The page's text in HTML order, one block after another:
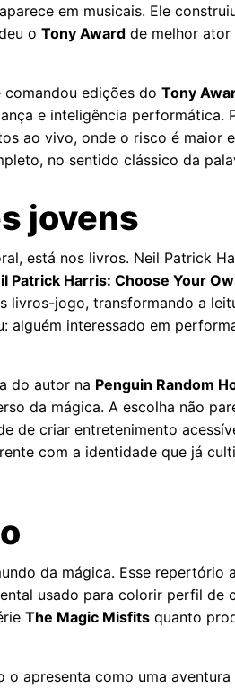
em musicais. Ele
o Tony Award de melhor ator
comandou edições do Tony
e inteligência performática.
ao vivo, onde o risco é maior
no sentido clássico da
jovens
está nos livros. Neil Patrick
Patrick Harris: Choose Your
livros-jogo, transformando a
alguém interessado em
do autor na Penguin Random
da mágica. A escolha não
de criar entretenimento
com a identidade que já
da mágica. Esse repertório
usado para colorir perfil de
The Magic Misfits quanto
apresenta como uma aventura